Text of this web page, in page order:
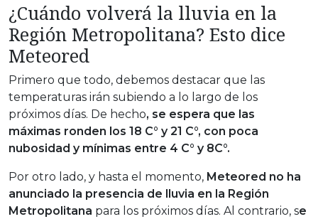
¿Cuándo volverá la lluvia en la
Región Metropolitana? Esto dice
Meteored
Primero que todo, debemos destacar que las
temperaturas irán subiendo a lo largo de los
próximos días. De hecho, se espera que las
máximas ronden los 18 C° y 21 C°, con poca
nubosidad y mínimas entre 4 C° y 8C°.
Por otro lado, y hasta el momento, Meteored no ha
anunciado la presencia de lluvia en la Región
Metropolitana para los próximos días. Al contrario, se